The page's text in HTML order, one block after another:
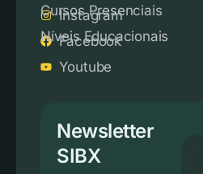
Instagram
Facebook
Youtube
Cursos Presenciais
Níveis Educacionais
Newsletter
SIBX